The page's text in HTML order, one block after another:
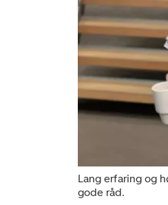
Lang erfaring og
gode råd.